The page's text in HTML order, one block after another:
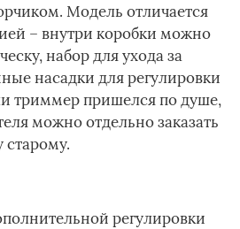
Модель отличается
– внутри коробки можно
набор для ухода за
насадки для регулировки
триммер пришелся по душе,
можно отдельно заказать
регулировки